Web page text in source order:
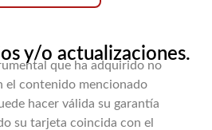
y/o actualizaciones.
que ha adquirido no
el contenido mencionado
hacer válida su garantía
su tarjeta coincida con el